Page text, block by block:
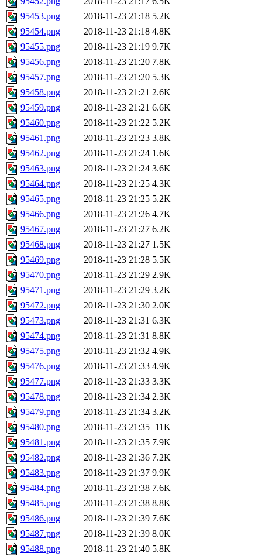
95453.png
2018-11-23 21:18 5.2K
95454.png
2018-11-23 21:18 4.8K
95455.png
2018-11-23 21:19 9.7K
95456.png
2018-11-23 21:20 7.8K
95457.png
2018-11-23 21:20 5.3K
95458.png
2018-11-23 21:21 2.6K
95459.png
2018-11-23 21:21 6.6K
95460.png
2018-11-23 21:22 5.2K
95461.png
2018-11-23 21:23 3.8K
95462.png
2018-11-23 21:24 1.6K
95463.png
2018-11-23 21:24 3.6K
95464.png
2018-11-23 21:25 4.3K
95465.png
2018-11-23 21:25 5.2K
95466.png
2018-11-23 21:26 4.7K
95467.png
2018-11-23 21:27 6.2K
95468.png
2018-11-23 21:27 1.5K
95469.png
2018-11-23 21:28 5.5K
95470.png
2018-11-23 21:29 2.9K
95471.png
2018-11-23 21:29 3.2K
95472.png
2018-11-23 21:30 2.0K
95473.png
2018-11-23 21:31 6.3K
95474.png
2018-11-23 21:31 8.8K
95475.png
2018-11-23 21:32 4.9K
95476.png
2018-11-23 21:33 4.9K
95477.png
2018-11-23 21:33 3.3K
95478.png
2018-11-23 21:34 2.3K
95479.png
2018-11-23 21:34 3.2K
95480.png
2018-11-23 21:35 11K
95481.png
2018-11-23 21:35 7.9K
95482.png
2018-11-23 21:36 7.2K
95483.png
2018-11-23 21:37 9.9K
95484.png
2018-11-23 21:38 7.6K
95485.png
2018-11-23 21:38 8.8K
95486.png
2018-11-23 21:39 7.6K
95487.png
2018-11-23 21:39 8.0K
95488.png
2018-11-23 21:40 5.8K